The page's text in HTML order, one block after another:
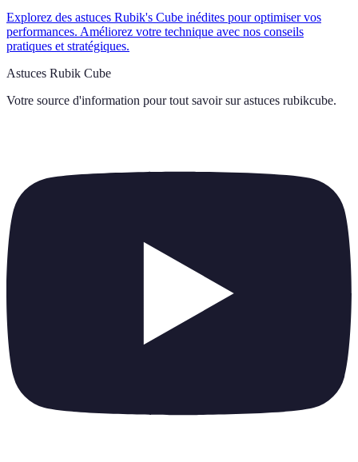
Explorez des astuces Rubik's Cube inédites pour optimiser vos
performances. Améliorez votre technique avec nos conseils
pratiques et stratégiques.
Astuces Rubik Cube
Votre source d'information pour tout savoir sur astuces rubikcube.